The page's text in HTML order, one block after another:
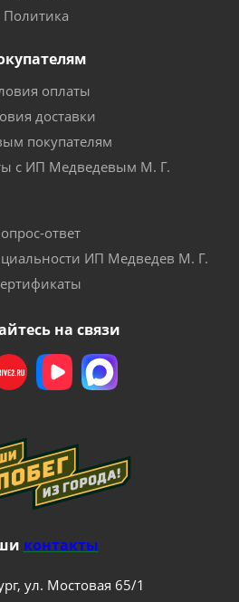
Политика
оплаты
доставки
покупателям
с ИП Медведевым М. Г.
ответ
ИП Медведев М. Г.
на связи
контакты
ул. Мостовая 65/1